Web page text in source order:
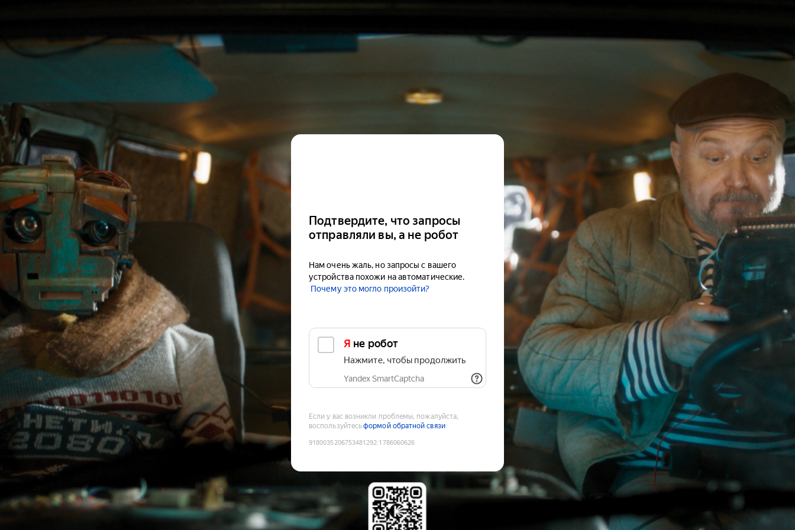
Подтвердите, что запросы
отправляли вы, а не робот
Нам очень жаль, но запросы с вашего
устройства похожи на автоматические.
Почему это могло произойти?
Я не робот
Нажмите, чтобы продолжить
Yandex SmartCaptcha
Если у вас возникли проблемы, пожалуйста,
воспользуйтесьформой обратной связи
9180035206753481292:1786060626